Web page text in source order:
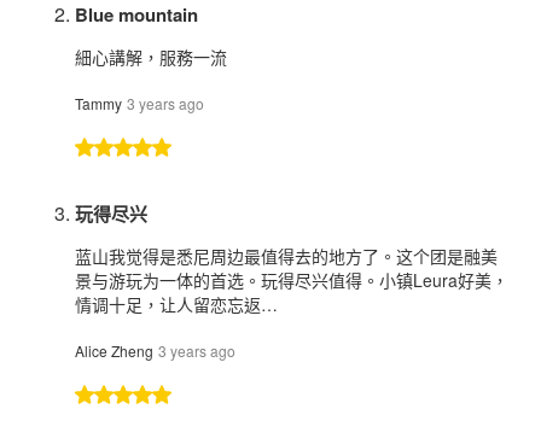
Blue mountain
細心講解，服務一流
Tammy 3 years ago
玩得尽兴
蓝山我觉得是悉尼周边最值得去的地方了。这个团是融美
景与游玩为一体的首选。玩得尽兴值得。小镇Leura好美，
情调十足，让人留恋忘返…
Alice Zheng 3 years ago